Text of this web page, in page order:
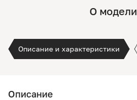
О модели
Описание и характеристики
Описание